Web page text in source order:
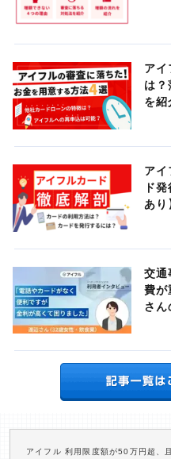
アイ
は
を紹
ア
ド
あり
交通
費が
さん
アイフル 利用限度額が50万円超、